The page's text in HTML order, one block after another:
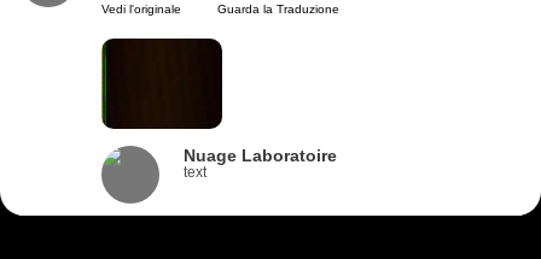
Vedi l'originale Guarda la Traduzione
Nuage Laboratoire
text